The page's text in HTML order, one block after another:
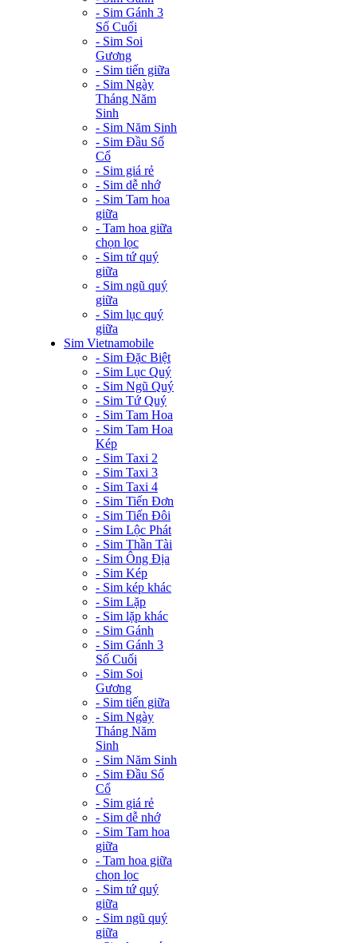
- Sim Gánh 3
Số Cuối
- Sim Soi
Gương
- Sim tiến giữa
- Sim Ngày
Tháng Năm
Sinh
- Sim Năm Sinh
- Sim Đầu Số
Cổ
- Sim giá rẻ
- Sim dễ nhớ
- Sim Tam hoa
giữa
- Tam hoa giữa
chọn lọc
- Sim tứ quý
giữa
- Sim ngũ quý
giữa
- Sim lục quý
giữa
Sim Vietnamobile
- Sim Đặc Biệt
- Sim Lục Quý
- Sim Ngũ Quý
- Sim Tứ Quý
- Sim Tam Hoa
- Sim Tam Hoa
Kép
- Sim Taxi 2
- Sim Taxi 3
- Sim Taxi 4
- Sim Tiến Đơn
- Sim Tiến Đôi
- Sim Lộc Phát
- Sim Thần Tài
- Sim Ông Địa
- Sim Kép
- Sim kép khác
- Sim Lặp
- Sim lặp khác
- Sim Gánh
- Sim Gánh 3
Số Cuối
- Sim Soi
Gương
- Sim tiến giữa
- Sim Ngày
Tháng Năm
Sinh
- Sim Năm Sinh
- Sim Đầu Số
Cổ
- Sim giá rẻ
- Sim dễ nhớ
- Sim Tam hoa
giữa
- Tam hoa giữa
chọn lọc
- Sim tứ quý
giữa
- Sim ngũ quý
giữa